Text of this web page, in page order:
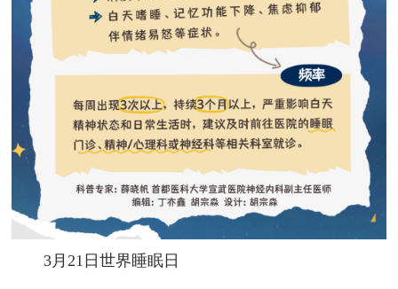
3月21日世界睡眠日